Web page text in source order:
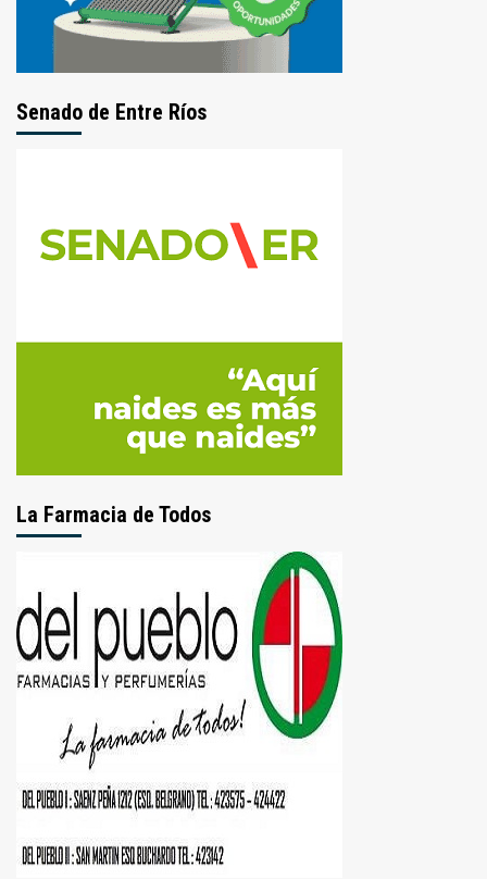
Senado de Entre Ríos
La Farmacia de Todos